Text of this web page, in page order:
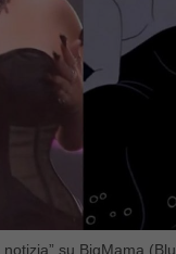
notizia” su BigMama